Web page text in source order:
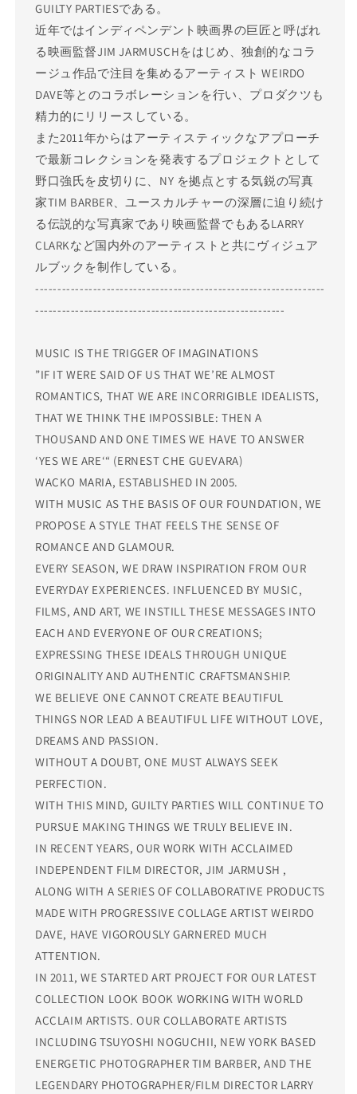
GUILTY PARTIESである。
近年ではインディペンデント映画界の巨匠と呼ばれ
る映画監督JIM JARMUSCHをはじめ、独創的なコラ
ージュ作品で注目を集めるアーティスト WEIRDO
DAVE等とのコラボレーションを行い、プロダクツも
精力的にリリースしている。
また2011年からはアーティスティックなアプローチ
で最新コレクションを発表するプロジェクトとして
野口強氏を皮切りに、NY を拠点とする気鋭の写真
家TIM BARBER、ユースカルチャーの深層に迫り続け
る伝説的な写真家であり映画監督でもあるLARRY
CLARKなど国内外のアーティストと共にヴィジュア
ルブックを制作している。
-----------------------------------------------------------------
--------------------------------------------------------
MUSIC IS THE TRIGGER OF IMAGINATIONS
”IF IT WERE SAID OF US THAT WE’RE ALMOST
ROMANTICS, THAT WE ARE INCORRIGIBLE IDEALISTS,
THAT WE THINK THE IMPOSSIBLE: THEN A
THOUSAND AND ONE TIMES WE HAVE TO ANSWER
‘YES WE ARE‘“ (ERNEST CHE GUEVARA)
WACKO MARIA, ESTABLISHED IN 2005.
WITH MUSIC AS THE BASIS OF OUR FOUNDATION, WE
PROPOSE A STYLE THAT FEELS THE SENSE OF
ROMANCE AND GLAMOUR.
EVERY SEASON, WE DRAW INSPIRATION FROM OUR
EVERYDAY EXPERIENCES. INFLUENCED BY MUSIC,
FILMS, AND ART, WE INSTILL THESE MESSAGES INTO
EACH AND EVERYONE OF OUR CREATIONS;
EXPRESSING THESE IDEALS THROUGH UNIQUE
ORIGINALITY AND AUTHENTIC CRAFTSMANSHIP.
WE BELIEVE ONE CANNOT CREATE BEAUTIFUL
THINGS NOR LEAD A BEAUTIFUL LIFE WITHOUT LOVE,
DREAMS AND PASSION.
WITHOUT A DOUBT, ONE MUST ALWAYS SEEK
PERFECTION.
WITH THIS MIND, GUILTY PARTIES WILL CONTINUE TO
PURSUE MAKING THINGS WE TRULY BELIEVE IN.
IN RECENT YEARS, OUR WORK WITH ACCLAIMED
INDEPENDENT FILM DIRECTOR, JIM JARMUSH ,
ALONG WITH A SERIES OF COLLABORATIVE PRODUCTS
MADE WITH PROGRESSIVE COLLAGE ARTIST WEIRDO
DAVE, HAVE VIGOROUSLY GARNERED MUCH
ATTENTION.
IN 2011, WE STARTED ART PROJECT FOR OUR LATEST
COLLECTION LOOK BOOK WORKING WITH WORLD
ACCLAIM ARTISTS. OUR COLLABORATE ARTISTS
INCLUDING TSUYOSHI NOGUCHII, NEW YORK BASED
ENERGETIC PHOTOGRAPHER TIM BARBER, AND THE
LEGENDARY PHOTOGRAPHER/FILM DIRECTOR LARRY